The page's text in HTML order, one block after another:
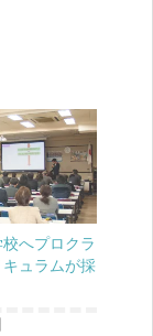
校へプロクラ
ュラムが採